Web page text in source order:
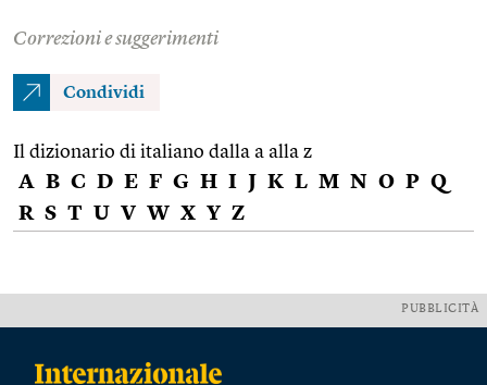
Correzioni e suggerimenti
Condividi
Il dizionario di italiano dalla a alla z
A B C D E F G H I J K L M N O P Q
R S T U V W X Y Z
PUBBLICITÀ